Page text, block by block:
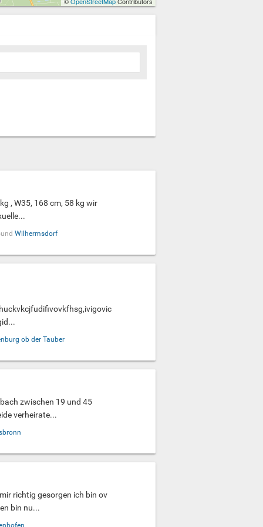
, W35, 168 cm, 58 kg wir
Wilhermsdorf
ob der Tauber
zwischen 19 und 45
verheirate...
richtig gesorgen ich bin ov
bin nu...